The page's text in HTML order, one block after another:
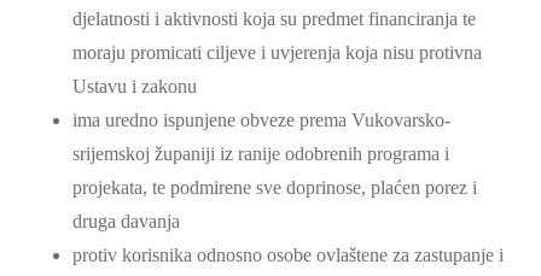
djelatnosti i aktivnosti koja su predmet financiranja te
moraju promicati ciljeve i uvjerenja koja nisu protivna
Ustavu i zakonu
ima uredno ispunjene obveze prema Vukovarsko-
srijemskoj županiji iz ranije odobrenih programa i
projekata, te podmirene sve doprinose, plaćen porez i
druga davanja
protiv korisnika odnosno osobe ovlaštene za zastupanje i